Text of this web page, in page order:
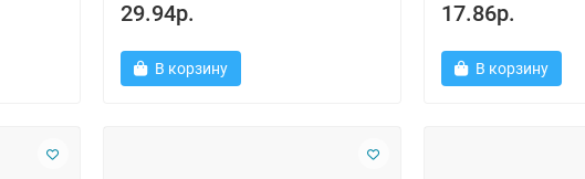
29.94р.
В корзину
17.86р.
В корзину